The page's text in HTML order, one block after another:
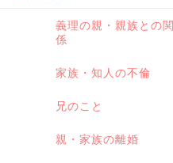
義理の親・親族との関
係
家族・知人の不倫
兄のこと
親・家族の離婚